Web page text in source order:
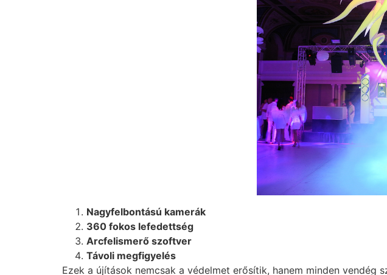
Nagyfelbontású kamerák
360 fokos lefedettség
Arcfelismerő szoftver
Távoli megfigyelés
Ezek a újítások nemcsak a védelmet erősítik, hanem minden